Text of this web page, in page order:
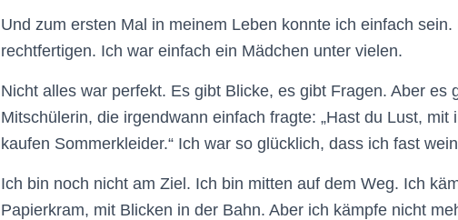
Und zum ersten Mal in meinem Leben konnte ich einfach
rechtfertigen. Ich war einfach ein Mädchen unter vielen.
Nicht alles war perfekt. Es gibt Blicke, es gibt Fragen. Aber es
Mitschülerin, die irgendwann einfach fragte: „Hast du Lust,
kaufen Sommerkleider.“ Ich war so glücklich, dass ich fast
Ich bin noch nicht am Ziel. Ich bin mitten auf dem Weg. Ich
Papierkram, mit Blicken in der Bahn. Aber ich kämpfe nicht